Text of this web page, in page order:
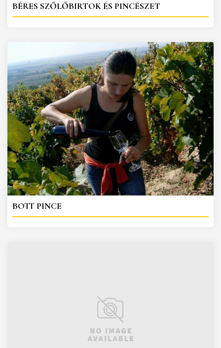
BÉRES SZŐLŐBIRTOK ÉS PINCÉSZET
BOTT PINCE